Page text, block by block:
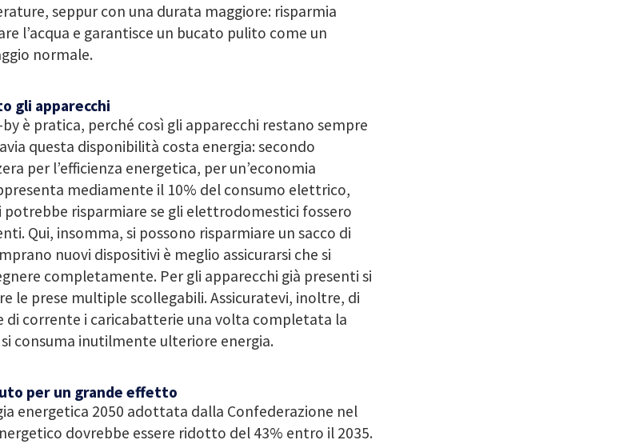
seppur con una durata maggiore: risparmia
l’acqua e garantisce un bucato pulito come un
normale.
gli apparecchi
è pratica, perché così gli apparecchi restano sempre
questa disponibilità costa energia: secondo
per l’efficienza energetica, per un’economia
mediamente il 10% del consumo elettrico,
potrebbe risparmiare se gli elettrodomestici fossero
Qui, insomma, si possono risparmiare un sacco di
nuovi dispositivi è meglio assicurarsi che si
completamente. Per gli apparecchi già presenti si
le prese multiple scollegabili. Assicuratevi, inoltre, di
di corrente i caricabatterie una volta completata la
consuma inutilmente ulteriore energia.
per un grande effetto
energetica 2050 adottata dalla Confederazione nel
dovrebbe essere ridotto del 43% entro il 2035.